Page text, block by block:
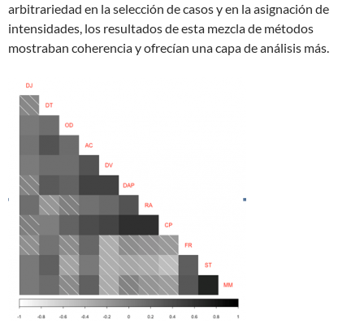
arbitrariedad en la selección de casos y en la asignación de
intensidades, los resultados de esta mezcla de métodos
mostraban coherencia y ofrecían una capa de análisis más.